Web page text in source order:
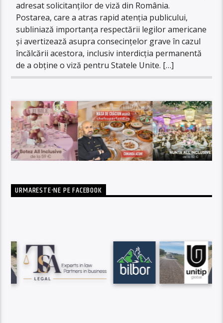
adresat solicitanților de viză din România.
Postarea, care a atras rapid atenția publicului,
subliniază importanța respectării legilor americane
și avertizează asupra consecințelor grave în cazul
încălcării acestora, inclusiv interdicția permanentă
de a obține o viză pentru Statele Unite. […]
URMARESTE-NE PE FACEBOOK